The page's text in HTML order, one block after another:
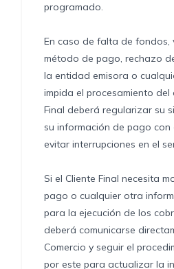
programado.
En caso de falta de fondos,
método de pago, rechazo
la entidad emisora o
impida el procesamiento del
Final deberá regularizar su
su información de pago con
evitar interrupciones en el
Si el Cliente Final necesita
pago o cualquier otra
para la ejecución de los
deberá comunicarse
Comercio y seguir el
por este para actualizar la